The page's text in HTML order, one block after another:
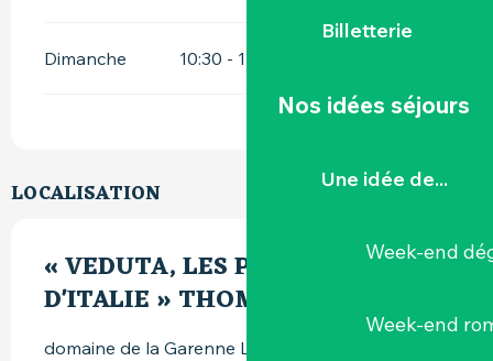
Billetterie
Nos idées séjours
Une idée de...
Week-end
Week-end
Dimanche 10:30 - 13:00
LOCALISATION
« VEDUTA, LES PALAIS OUBLIÉS
D'ITALIE » THOMAS JORION
domaine de la Garenne Lemot, avenue Xavier-